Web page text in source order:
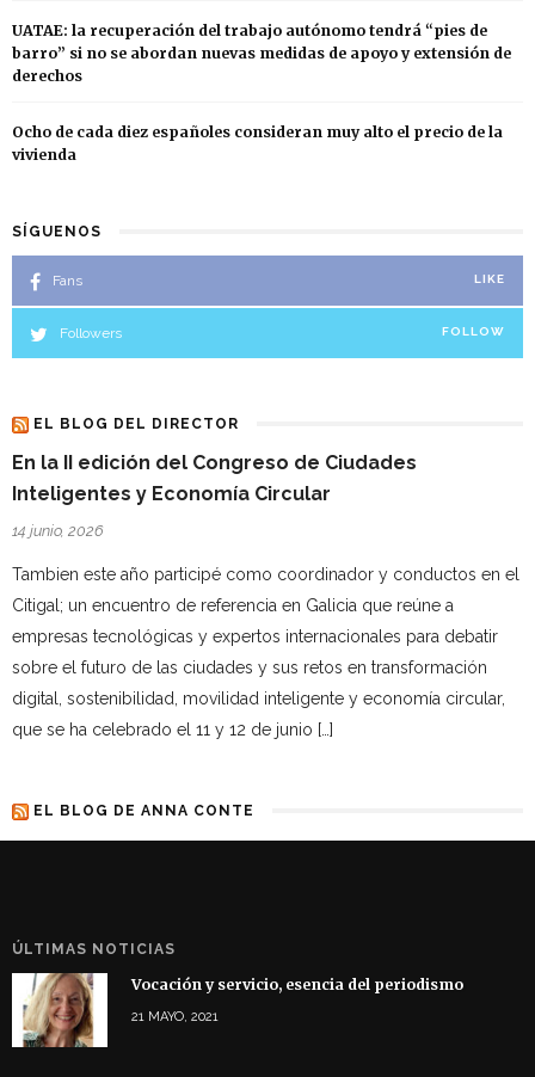
UATAE: la recuperación del trabajo autónomo tendrá “pies de
barro” si no se abordan nuevas medidas de apoyo y extensión de
derechos
Ocho de cada diez españoles consideran muy alto el precio de la
vivienda
SÍGUENOS
Fans LIKE
Followers FOLLOW
EL BLOG DEL DIRECTOR
En la II edición del Congreso de Ciudades
Inteligentes y Economía Circular
14 junio, 2026
Tambien este año participé como coordinador y conductos en el
Citigal; un encuentro de referencia en Galicia que reúne a
empresas tecnológicas y expertos internacionales para debatir
sobre el futuro de las ciudades y sus retos en transformación
digital, sostenibilidad, movilidad inteligente y economía circular,
que se ha celebrado el 11 y 12 de junio […]
EL BLOG DE ANNA CONTE
ÚLTIMAS NOTICIAS
Vocación y servicio, esencia del periodismo
21 MAYO, 2021